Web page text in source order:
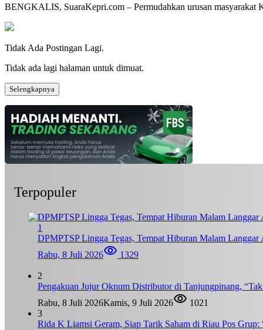
BENGKALIS, SuaraKepri.com – Permudahkan urusan masyarakat
Tidak Ada Postingan Lagi.
Tidak ada lagi halaman untuk dimuat.
Selengkapnya
Terpopuler
1
DPMPTSP Lingga Tegas, Tempat Hiburan Malam Langgar
Rabu, 8 Juli 2026
1329
2
Pengakuan Jujur Oknum Distributor di Tanjungpinang,
Rabu, 8 Juli 2026Kamis, 9 Juli 2026
1021
3
Rida K Liamsi Geram, Siap Tarik Saham di Riau Pos